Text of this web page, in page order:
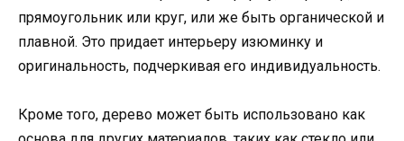
прямоугольник или круг, или же быть органической и
плавной. Это придает интерьеру изюминку и
оригинальность, подчеркивая его индивидуальность.
Кроме того, дерево может быть использовано как